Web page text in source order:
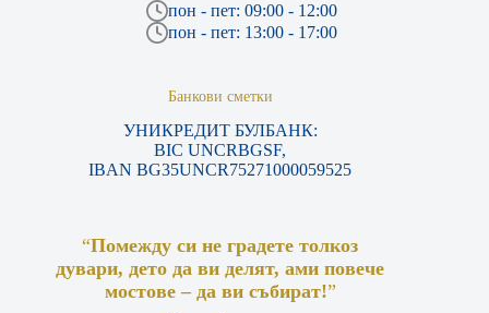
пон - пет: 09:00 - 12:00
пон - пет: 13:00 - 17:00
Банкови сметки
УНИКРЕДИТ БУЛБАНК:
BIC UNCRBGSF,
IBAN BG35UNCR75271000059525
“Помежду си не градете толкоз
дувари, дето да ви делят, ами повече
мостове – да ви събират!”